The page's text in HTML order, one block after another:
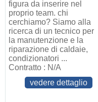
figura da inserire nel
proprio team. chi
cerchiamo? Siamo alla
ricerca di un tecnico per
la manutenzione e la
riparazione di caldaie,
condizionatori ...
Contratto : N/A
vedere dettaglio